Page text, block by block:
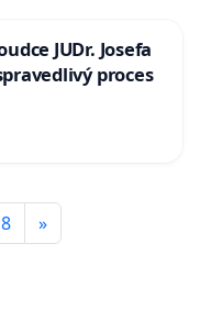
JUDr. Josefa
proces
8 »